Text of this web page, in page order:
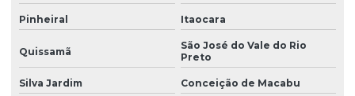
Motor elétrico 1/2 cv monofásico 220v
Motor elétrico 1/3 cv monofásico 220v
Pinheiral Itaocara
Quissamã
São José do Vale do Rio
Preto
Silva Jardim Conceição de Macabu